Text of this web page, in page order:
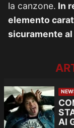
la canzone. In
elemento
sicuramente
AI